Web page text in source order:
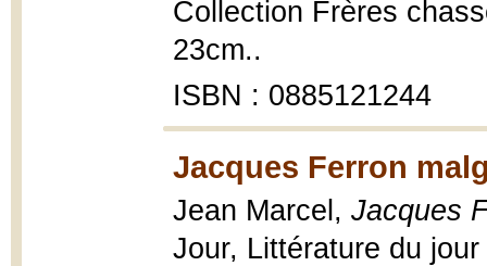
Collection Frères
23cm..
ISBN : 0885121244
Jacques Ferron
Jean Marcel, Jacques
Jour, Littérature du